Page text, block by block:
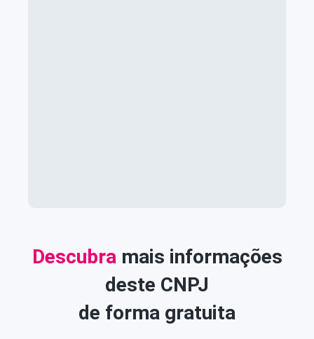
Descubramais informações
deste CNPJ
de forma gratuita